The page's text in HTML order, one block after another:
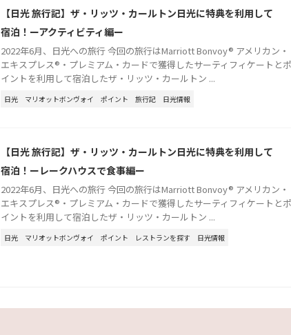
【日光 旅行記】ザ・リッツ・カールトン日光に特典を利用して
宿泊！ーアクティビティ編ー
2022年6月、日光への旅行 今回の旅行はMarriott Bonvoy® アメリカン・
エキスプレス®・プレミアム・カードで獲得したサーティフィケートとポ
イントを利用して宿泊したザ・リッツ・カールトン ...
日光 マリオットボンヴォイ ポイント 旅行記 日光情報
【日光 旅行記】ザ・リッツ・カールトン日光に特典を利用して
宿泊！ーレークハウスで食事編ー
2022年6月、日光への旅行 今回の旅行はMarriott Bonvoy® アメリカン・
エキスプレス®・プレミアム・カードで獲得したサーティフィケートとポ
イントを利用して宿泊したザ・リッツ・カールトン ...
日光 マリオットボンヴォイ ポイント レストランを探す 日光情報